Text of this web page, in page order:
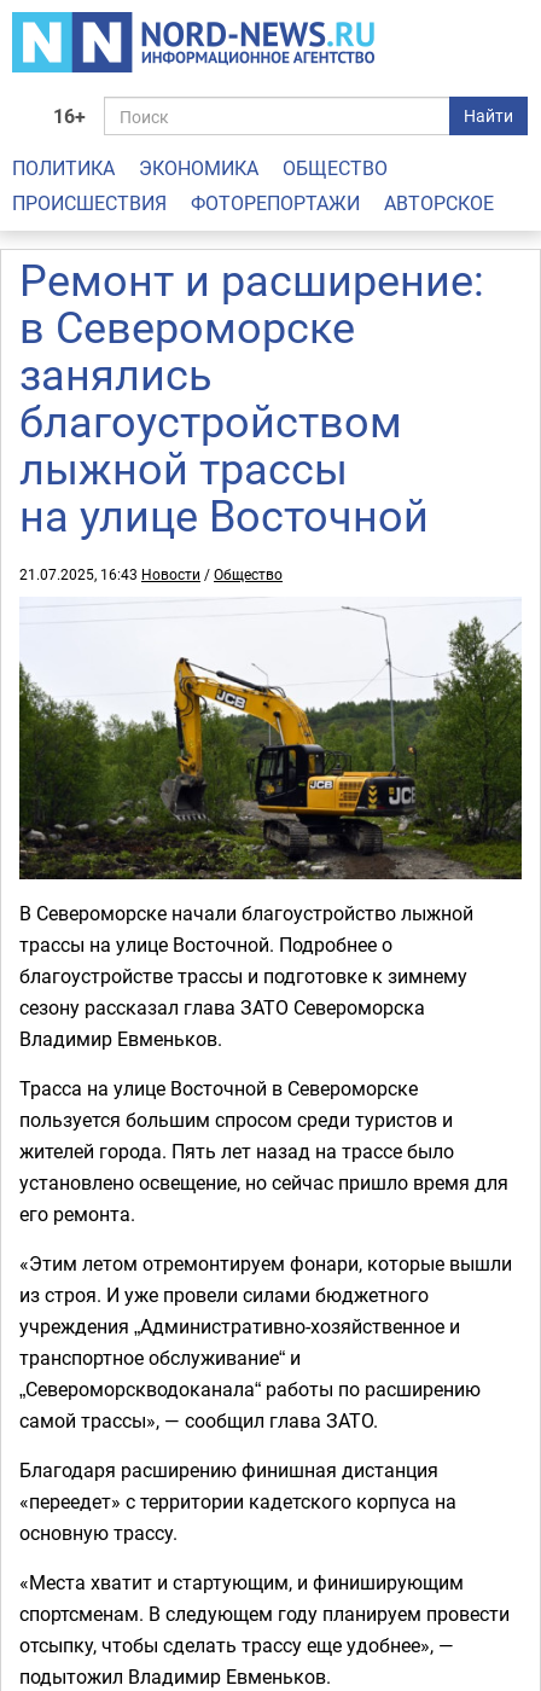
16+ Найти
ПОЛИТИКА ЭКОНОМИКА
ОБЩЕСТВО
ПРОИСШЕСТВИЯ
ФОТОРЕПОРТАЖИ АВТОРСКОЕ
Ремонт и расширение:
в Североморске
занялись
благоустройством
лыжной трассы
на улице Восточной
21.07.2025, 16:43 Новости /Общество
В Североморске начали благоустройство лыжной
трассы на улице Восточной. Подробнее о
благоустройстве трассы и подготовке к зимнему
сезону рассказал глава ЗАТО Североморска
Владимир Евменьков.
Трасса на улице Восточной в Североморске
пользуется большим спросом среди туристов и
жителей города. Пять лет назад на трассе было
установлено освещение, но сейчас пришло время для
его ремонта.
«Этим летом отремонтируем фонари, которые вышли
из строя. И уже провели силами бюджетного
учреждения „Административно-хозяйственное и
транспортное обслуживание“ и
„Североморскводоканала“ работы по расширению
самой трассы», — сообщил глава ЗАТО.
Благодаря расширению финишная дистанция
«переедет» с территории кадетского корпуса на
основную трассу.
«Места хватит и стартующим, и финиширующим
спортсменам. В следующем году планируем провести
отсыпку, чтобы сделать трассу еще удобнее», —
подытожил Владимир Евменьков.